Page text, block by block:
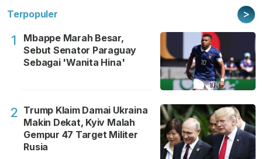
Terpopuler >
1
Mbappe Marah Besar,
Sebut Senator Paraguay
Sebagai 'Wanita Hina'
2 Trump Klaim Damai Ukraina
Makin Dekat, Kyiv Malah
Gempur 47 Target Militer
Rusia